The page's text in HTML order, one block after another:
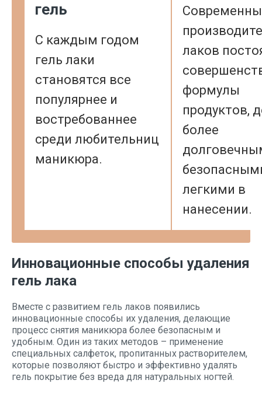
гель
С каждым годом
гель лаки
становятся все
популярнее и
востребованнее
среди любительниц
маникюра.
лаков
формулы
продуктов,
более
легкими в
нанесении.
Инновационные способы удаления
гель лака
Вместе с развитием гель лаков появились
инновационные способы их удаления, делающие
процесс снятия маникюра более безопасным и
удобным. Один из таких методов – применение
специальных салфеток, пропитанных растворителем,
которые позволяют быстро и эффективно удалять
гель покрытие без вреда для натуральных ногтей.